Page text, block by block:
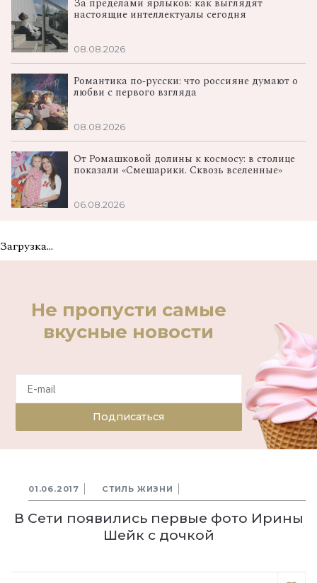
За пределами ярлыков: как выглядят
настоящие интеллектуалы сегодня
08.08.2026
Романтика по‑русски: что россияне думают о
любви с первого взгляда
08.08.2026
От Ромашковой долины к космосу: в столице
показали «Смешарики. Сквозь вселенные»
06.08.2026
Загрузка...
Не пропусти самые
вкусные новости
Подписаться
01.06.2017 СТИЛЬ ЖИЗНИ
В Сети появились первые фото Ирины
Шейк с дочкой